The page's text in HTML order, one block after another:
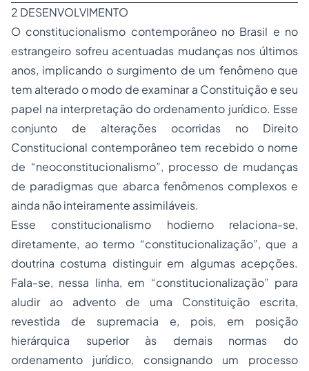
2 DESENVOLVIMENTO
O constitucionalismo contemporâneo no Brasil e no
estrangeiro sofreu acentuadas mudanças nos últimos
anos, implicando o surgimento de um fenômeno que
tem alterado o modo de examinar a Constituição e seu
papel na interpretação do ordenamento jurídico. Esse
conjunto de alterações ocorridas no Direito
Constitucional contemporâneo tem recebido o nome
de “neoconstitucionalismo”, processo de mudanças
de paradigmas que abarca fenômenos complexos e
ainda não inteiramente assimiláveis.
Esse constitucionalismo hodierno relaciona-se,
diretamente, ao termo “constitucionalização”, que a
doutrina costuma distinguir em algumas acepções.
Fala-se, nessa linha, em “constitucionalização” para
aludir ao advento de uma Constituição escrita,
revestida de supremacia e, pois, em posição
hierárquica superior às demais normas do
ordenamento jurídico, consignando um processo